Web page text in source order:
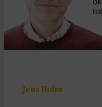
Jens Holm